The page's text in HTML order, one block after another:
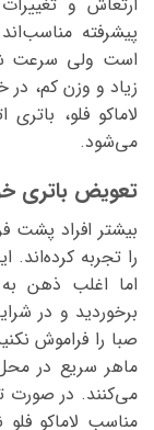
پیشرفته
است ولی سرعت
زیاد و وزن کم،
می‌شود.
تعویض باتری
بیشتر افراد پشت
را تجربه کرده‌اند.
اما اغلب ذهن
صبا را فراموش
ماهر سریع در
می‌کنند. در صورت
مناسب لاماکو